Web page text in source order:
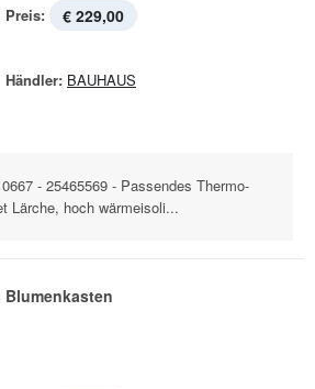
Preis: € 229,00
Händler: BAUHAUS
- 25465569 - Passendes Thermo-
Lärche, hoch wärmeisoli...
Blumenkasten